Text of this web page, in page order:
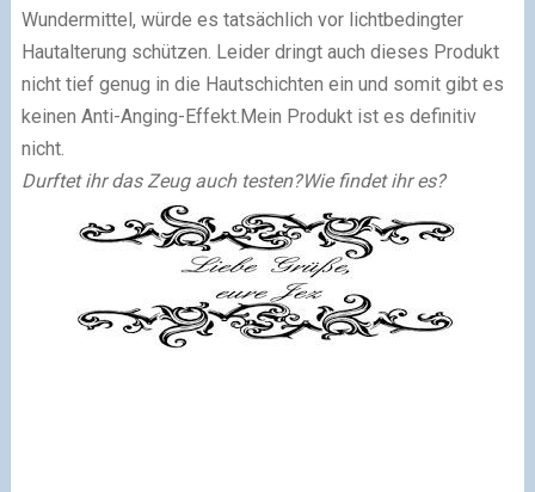
Wundermittel, würde es tatsächlich vor lichtbedingter
Hautalterung schützen. Leider dringt auch dieses Produkt
nicht tief genug in die Hautschichten ein und somit gibt es
keinen Anti-Anging-Effekt.Mein Produkt ist es definitiv
nicht.
Durftet ihr das Zeug auch testen?Wie findet ihr es?